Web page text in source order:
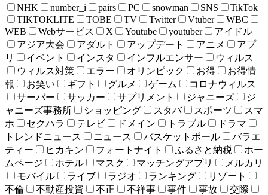
NHK
number_i pairs PC snowman SNS
TikTok
TIKTOKLITE
TOBE TV Twitter Vtuber
WBC
WEB
Webサービス X Youtube youtuber
アイドル
アジア大会
アダルト アップデート アニメ
アプ
リ
イベント インスタ インフルエンサー
ウィルス
ウィルス対策
エラー オリンピック お得
お得情
報
お笑い ギフト グルメ ゲーム
コロナウィルス
サーバー
サッカー サプリメント ジャニーズ
ジ
ャニーズ事務所
ショッピング スタバ スポーツ
スマ
ホ
セクハラ テレビ ドメイン トラブル
ドラマ
トレンドニュース
ニュース バスケットボール
バラエ
ティー
ヒカキン フォートナイト ふるさと納税
ホー
ムページ
ホテル マスク マッチングアプリ
メルカリ
モバイル
ライブ ラジオ ランキング
リゾート
不倫
不動産投資 不正 不祥事 事件 事故
交際